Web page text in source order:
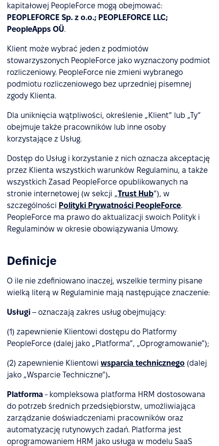
kapitałowej PeopleForce mogą obejmować:
PEOPLEFORCE Sp. z o.o.; PEOPLEFORCE LLC;
PeopleApps OÜ.
Klient może wybrać jeden z podmiotów
stowarzyszonych PeopleForce jako wyznaczony podmiot
rozliczeniowy. PeopleForce nie zmieni wybranego
podmiotu rozliczeniowego bez uprzedniej pisemnej
zgody Klienta.
Dla uniknięcia wątpliwości, określenie „Klient” lub „Ty”
obejmuje także pracowników lub inne osoby
korzystające z Usług.
Dostęp do Usług i korzystanie z nich oznacza akceptację
przez Klienta wszystkich warunków Regulaminu, a także
wszystkich Zasad PeopleForce opublikowanych na
stronie internetowej (w sekcji „Trust Hub”), w
szczególności Polityki Prywatności PeopleForce.
PeopleForce ma prawo do aktualizacji swoich Polityk i
Regulaminów w okresie obowiązywania Umowy.
Definicje
O ile nie zdefiniowano inaczej, wszelkie terminy pisane
wielką literą w Regulaminie mają następujące znaczenie:
Usługi – oznaczają zakres usług obejmujący:
(1) zapewnienie Klientowi dostępu do Platformy
PeopleForce (dalej jako „Platforma”, „Oprogramowanie”);
(2) zapewnienie Klientowi wsparcia technicznego (dalej
jako „Wsparcie Techniczne”).
Platforma - kompleksowa platforma HRM dostosowana
do potrzeb średnich przedsiębiorstw, umożliwiająca
zarządzanie doświadczeniami pracowników oraz
automatyzację rutynowych zadań. Platforma jest
oprogramowaniem HRM jako usługa w modelu SaaS